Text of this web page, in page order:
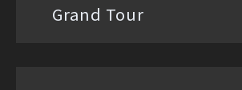
Grand Tour